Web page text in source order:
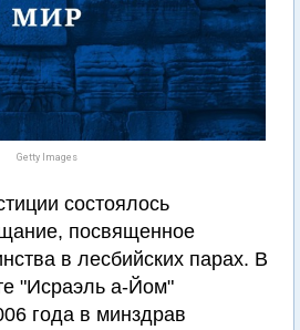
Getty Images
состоялось
посвященное
в лесбийских парах. В
"Исраэль а-Йом"
года в минздрав